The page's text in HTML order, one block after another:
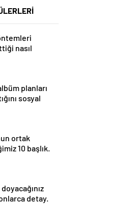
nasıl
planları
sosyal
ortak
10 başlık.
detay.